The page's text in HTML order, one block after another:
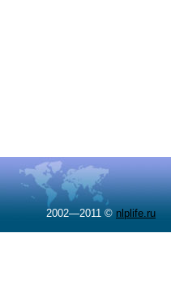
2002—2011 © nlplife.ru